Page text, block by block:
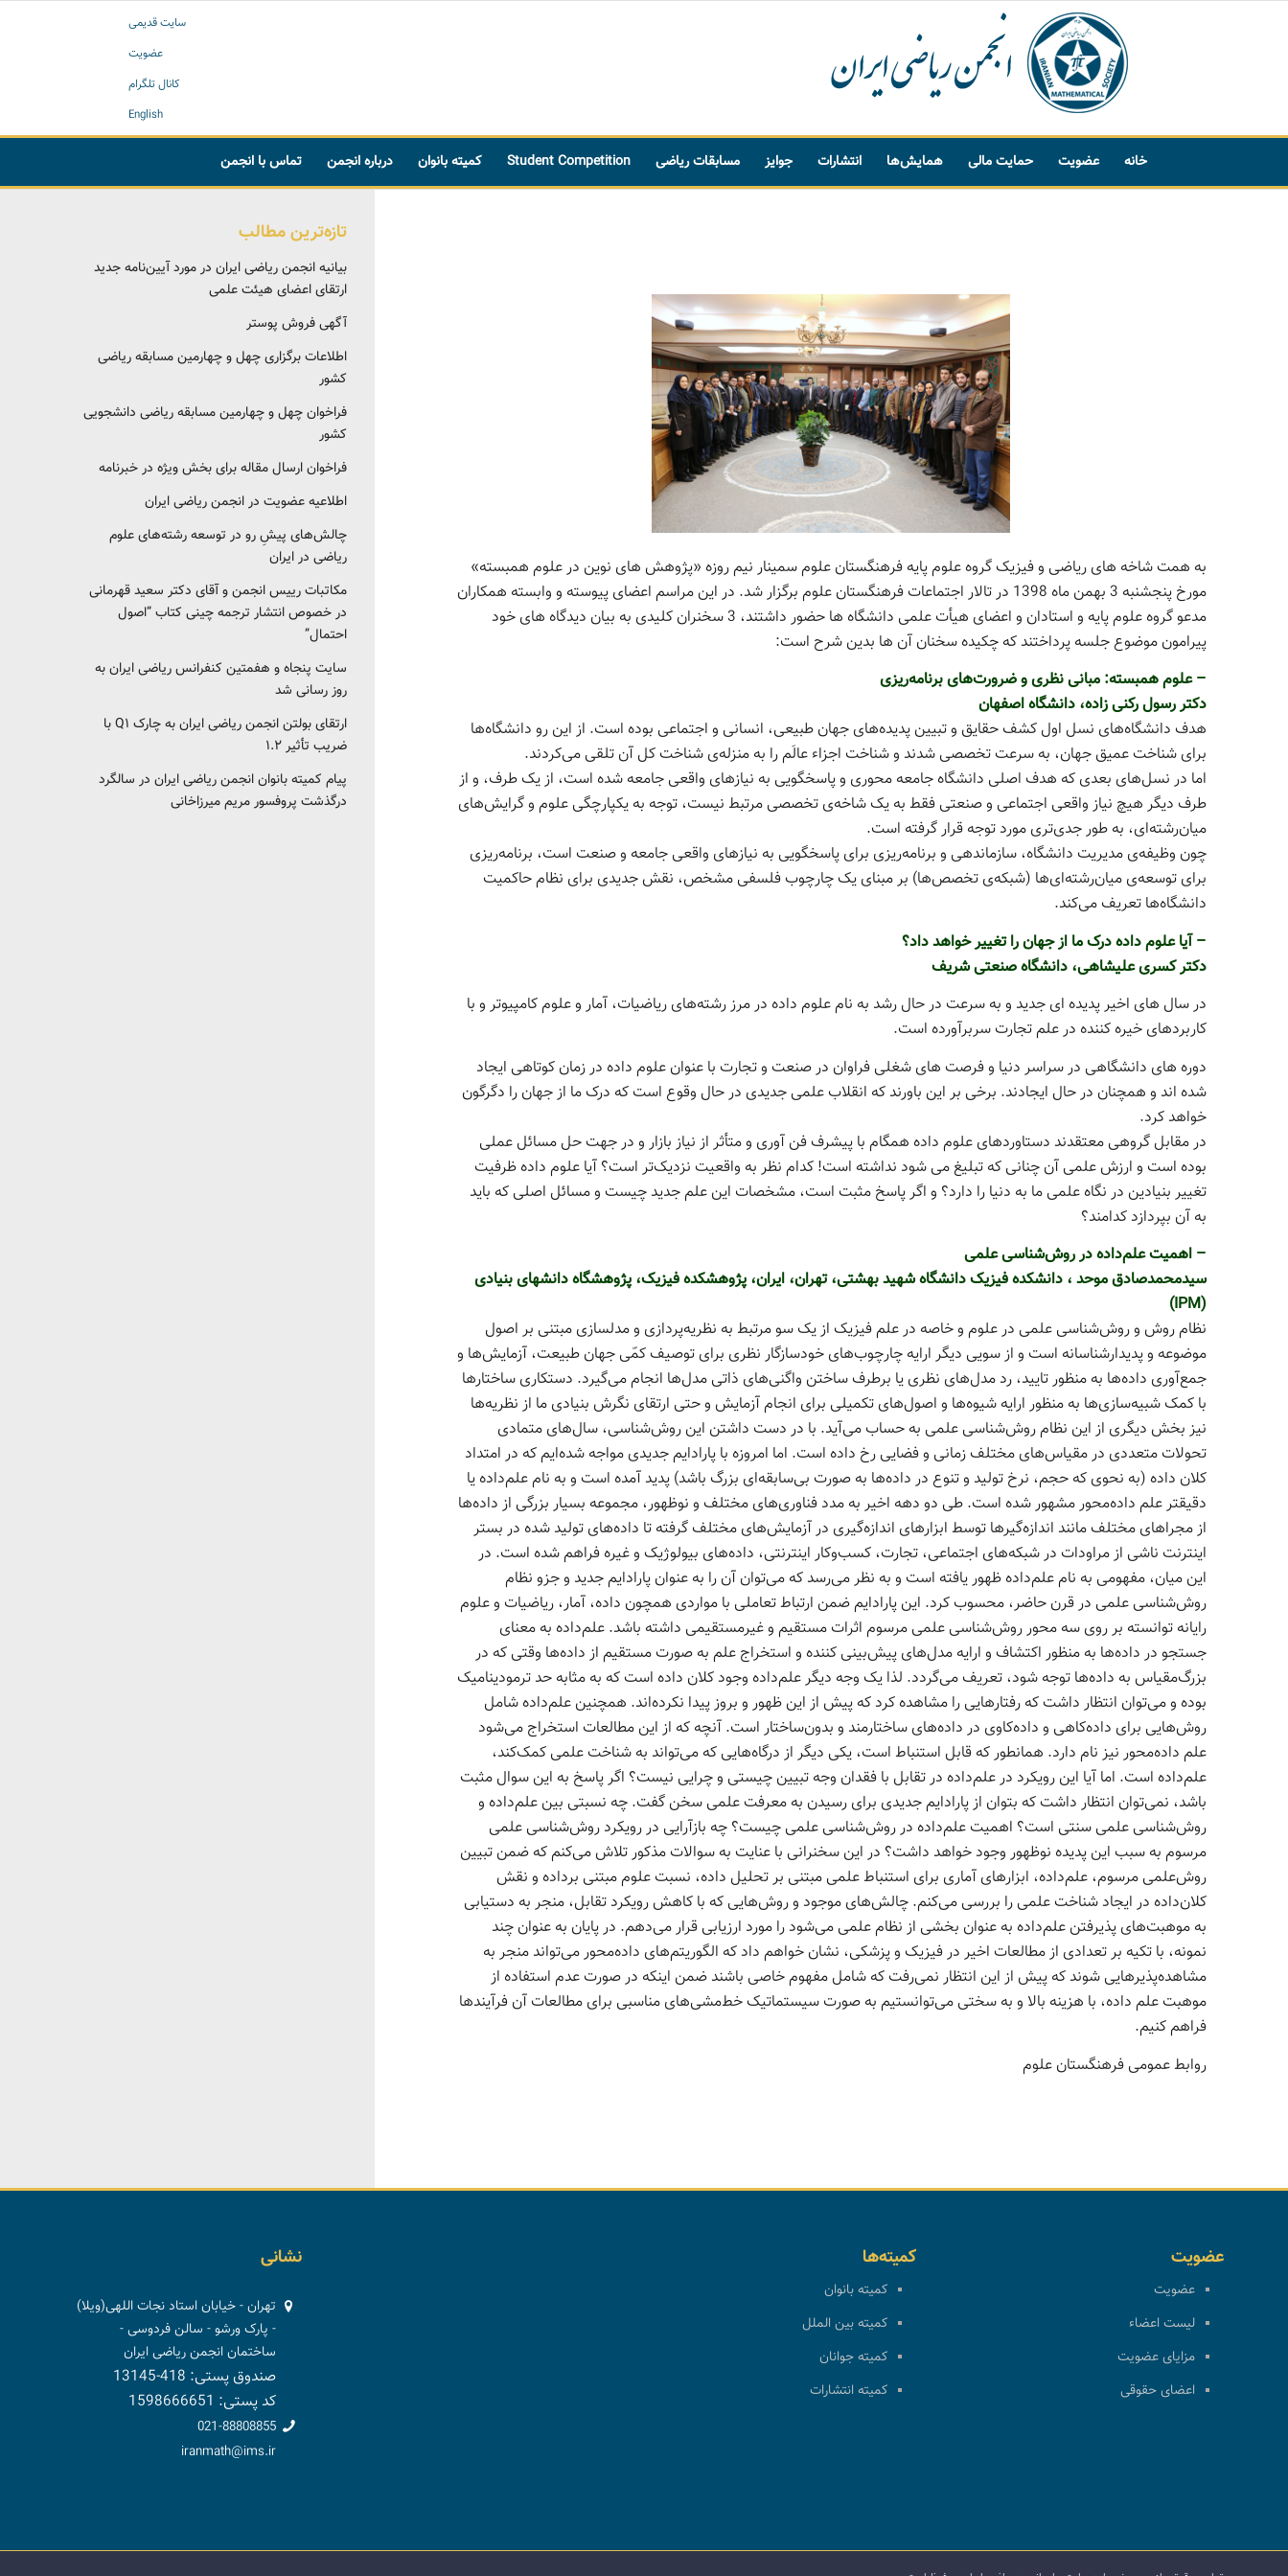
سایت قدیمی
عضویت
کانال تلگرام
English
خانه عضویت حمایت مالی همایش‌ها انتشارات جوایز مسابقات ریاضی Student Competition کمیته بانوان درباره انجمن تماس با انجمن
به همت شاخه های ریاضی و فیزیک گروه علوم پایه فرهنگستان علوم سمینار نیم روزه «پژوهش های نوین در علوم همبسته»
مورخ پنجشنبه 3 بهمن ماه 1398 در تالار اجتماعات فرهنگستان علوم برگزار شد. در این مراسم اعضای پیوسته و وابسته همکاران
مدعو گروه علوم پایه و استادان و اعضای هیأت علمی دانشگاه ها حضور داشتند، 3 سخنران کلیدی به بیان دیدگاه های خود
پیرامون موضوع جلسه پرداختند که چکیده سخنان آن ها بدین شرح است:
– علوم همبسته: مبانی نظری و ضرورت‌های برنامه‌ریزی
دکتر رسول رکنی زاده، دانشگاه اصفهان
هدف دانشگاه‌های نسل اول کشف حقایق و تبیین پدیده‌های جهان طبیعی، انسانی و اجتماعی بوده است. از این رو دانشگاه‌ها
برای شناخت عمیق جهان، به سرعت تخصصی شدند و شناخت اجزاء عالَم را به منزله‌ی شناخت کل آن تلقی می‌کردند.
اما در نسل‌های بعدی که هدف اصلی دانشگاه جامعه‌ محوری و پاسخگویی به نیازهای واقعی جامعه شده است، از یک طرف، و از
طرف دیگر هیچ نیاز واقعی اجتماعی و صنعتی فقط به یک شاخه‌ی تخصصی مرتبط نیست، توجه به یکپارچگی علوم و گرایش‌های
میان‌رشته‌ای، به طور جدی‌تری مورد توجه قرار گرفته است.
چون وظیفه‌ی مدیریت دانشگاه، سازماندهی و برنامه‌ریزی برای پاسخگویی به نیازهای واقعی جامعه و صنعت است، برنامه‌ریزی
برای توسعه‌ی میان‌رشته‌ای‌ها (شبکه‌ی تخصص‌ها) بر مبنای یک چارچوب فلسفی مشخص، نقش جدیدی برای نظام حاکمیت
دانشگاه‌ها تعریف می‌کند.
– آیا علوم داده درک ما از جهان را تغییر خواهد داد؟
دکتر کسری علیشاهی، دانشگاه صنعتی شریف
در سال های اخیر پدیده ای جدید و به سرعت در حال رشد به نام علوم داده در مرز رشته‌های ریاضیات، آمار و علوم کامپیوتر و با
کاربردهای خیره کننده در علم تجارت سربرآورده است.
دوره های دانشگاهی در سراسر دنیا و فرصت های شغلی فراوان در صنعت و تجارت با عنوان علوم داده در زمان کوتاهی ایجاد
شده اند و همچنان در حال ایجادند. برخی بر این باورند که انقلاب علمی جدیدی در حال وقوع است که درک ما از جهان را دگرگون
خواهد کرد.
در مقابل گروهی معتقدند دستاوردهای علوم داده همگام با پیشرف فن آوری و متأثر از نیاز بازار و در جهت حل مسائل عملی
بوده است و ارزش علمی آن چنانی که تبلیغ می شود نداشته است! کدام نظر به واقعیت نزدیک‌تر است؟ آیا علوم داده ظرفیت
تغییر بنیادین در نگاه علمی ما به دنیا را دارد؟ و اگر پاسخ مثبت است، مشخصات این علم جدید چیست و مسائل اصلی که باید
به آن بپردازد کدامند؟
– اهمیت علم‌داده در روش‌شناسی علمی
سیدمحمدصادق موحد ، دانشکده فیزیک دانشگاه شهید بهشتی، تهران، ایران، پژوهشکده فیزیک، پژوهشگاه دانشهای بنیادی
(IPM)
نظام روش و روش‌شناسی علمی در علوم و خاصه در علم فیزیک از یک سو مرتبط به نظریه‌پردازی و مدلسازی مبتنی بر اصول
موضوعه و پدیدار‌شناسانه است و از سویی دیگر ارایه چارچوب‌های خودسازگار نظری برای توصیف کمّی جهان طبیعت، آزمایش‌ها و
جمع‌آوری داده‌ها به منظور تایید، رد مدل‌های نظری یا برطرف ساختن واگنی‌های ذاتی مدل‌ها انجام می‌گیرد. دستکاری ساختارها
با کمک شبیه‌سازی‌ها به منظور ارایه شیوه‌ها و اصول‌های تکمیلی برای انجام آزمایش و حتی ارتقای نگرش بنیادی ما از نظریه‌ها
نیز بخش دیگری از این نظام روش‌شناسی علمی به حساب می‌آید. با در دست داشتن این روش‌شناسی، سال‌های متمادی
تحولات متعددی در مقیاس‌های مختلف زمانی و فضایی رخ داده است. اما امروزه با پارادایم جدیدی مواجه شده‌ایم که در امتداد
کلان داده (به نحوی که حجم، نرخ تولید و تنوع در داده‌ها به صورت بی‌سابقه‌ای بزرگ باشد) پدید آمده است و به نام علم‌داده یا
دقیقتر علم داده‌محور مشهور شده است. طی دو دهه اخیر به مدد فناوری‌های مختلف و نوظهور، مجموعه بسیار بزرگی از داده‌ها
از مجراهای مختلف مانند اندازه‌گیرها توسط ابزارهای اندازه‌گیری در آزمایش‌های مختلف گرفته تا داده‌های تولید شده در بستر
اینترنت ناشی از مراودات در شبکه‌های اجتماعی، تجارت، کسب‌وکار اینترنتی، داده‌های بیولوژیک و غیره فراهم شده است. در
این میان، مفهومی به نام علم‌داده ظهور یافته است و به نظر می‌رسد که می‌توان آن را به عنوان پارادایم جدید و جزو نظام‌
روش‌شناسی علمی در قرن حاضر، محسوب کرد. این پارادایم ضمن ارتباط تعاملی با مواردی همچون داده، آمار، ریاضیات و علوم
رایانه توانسته بر روی سه محور روش‌شناسی علمی مرسوم اثرات مستقیم و غیرمستقیمی داشته‌ باشد. علم‌داده به معنای
جستجو در داده‌ها به منظور اکتشاف و ارایه مدل‌های پیش‌بینی کننده و استخراج علم به صورت مستقیم از داده‌ها وقتی که در
بزرگ‌مقیاس به داده‌ها توجه شود، تعریف می‌گردد. لذا یک وجه دیگر علم‌داده وجود کلان داده‌ است که به مثابه حد ترمودینامیک
بوده و می‌توان انتظار داشت که رفتارهایی را مشاهده کرد که پیش از این ظهور و بروز پیدا نکرده‌اند. همچنین علم‌داده شامل
روش‌هایی برای داده‌کاهی و داده‌کاوی در داده‌های ساختارمند و بدون‌ساختار است. آنچه که از این مطالعات استخراج ‌می‌شود
علم داده‌محور نیز نام دارد. همانطور که قابل استنباط است، یکی دیگر از درگاه‌هایی که می‌تواند به شناخت علمی کمک‌کند،
علم‌داده‌ است. اما آیا این رویکرد در علم‌داده در تقابل با فقدان وجه تبیین چیستی و چرایی نیست؟ اگر پاسخ به این سوال مثبت
باشد، نمی‌توان انتظار داشت که بتوان از پارادایم جدیدی برای رسیدن به معرفت علمی سخن گفت. چه نسبتی بین علم‌داده و
روش‌شناسی علمی سنتی است؟ اهمیت علم‌داده در روش‌شناسی علمی چیست؟ چه بازآرایی در رویکرد روش‌شناسی ‌علمی
مرسوم به سبب این پدیده نوظهور وجود خواهد داشت؟ در این سخنرانی با عنایت به سوالات مذکور تلاش می‌کنم که ضمن تبیین
روش‌علمی مرسوم، علم‌داده، ابزارهای آماری برای استنباط علمی مبتنی بر تحلیل داده، نسبت علوم مبتنی برداده و نقش
کلان‌داده در ایجاد شناخت علمی را بررسی می‌کنم. چالش‌های موجود و روش‌هایی که با کاهش رویکرد تقابل، منجر به دستیابی
به موهبت‌های پذیرفتن علم‌داده به عنوان بخشی از نظام علمی می‌شود را مورد ارزیابی قرار می‌دهم. در پایان به عنوان چند
نمونه، با تکیه بر تعدادی از مطالعات اخیر در فیزیک و پزشکی، نشان خواهم داد که الگوریتم‌های داده‌محور می‌تواند منجر به
مشاهده‌پذیرهایی شوند که پیش از این انتظار نمی‌رفت که شامل مفهوم خاصی باشند ضمن اینکه در صورت عدم استفاده از
موهبت علم داده، با هزینه بالا و به سختی می‌توانستیم به صورت سیستماتیک خط‌مشی‌های مناسبی برای مطالعات آن فرآیندها
فراهم کنیم.
روابط عمومی فرهنگستان علوم
تازه‌ترین مطالب
بیانیه انجمن ریاضی ایران در مورد آیین‌نامه جدید
ارتقای اعضای هیئت علمی
آگهی فروش پوستر
اطلاعات برگزاری چهل و چهارمین مسابقه ریاضی
کشور
فراخوان چهل و چهارمین مسابقه ریاضی دانشجویی
کشور‎‎
فراخوان ارسال مقاله برای بخش ویژه در خبرنامه
اطلاعیه عضویت در انجمن ریاضی ایران
چالش‌های پیشِ رو در توسعه رشته‌های علوم
ریاضی در ایران
مکاتبات رییس انجمن و آقای دکتر سعید قهرمانی
در خصوص انتشار ترجمه چینی کتاب “اصول
احتمال”
سایت پنجاه و هفمتین کنفرانس ریاضی ایران به
روز رسانی شد
ارتقای بولتن انجمن ریاضی ایران به چارک Q1 با
ضریب تأثیر ۱.۲
پیام کمیته بانوان انجمن ریاضی ایران در سالگرد
درگذشت پروفسور مریم میرزاخانی
عضویت
عضویت
لیست اعضاء
مزایای عضویت
اعضای حقوقی
کمیته‌ها
کمیته بانوان
کمیته بین الملل
کمیته جوانان
کمیته انتشارات
نشانی
تهران - خیابان استاد نجات اللهی(ویلا)
- پارک ورشو - سالن فردوسی -
ساختمان انجمن ریاضی ایران
صندوق پستی: 418-13145
کد پستی: 1598666651
021-88808855
iranmath@ims.ir